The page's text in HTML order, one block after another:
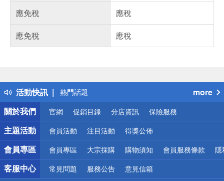
應免稅
應稅
應免稅
應稅
活動快訊
偏遠地區配送
熱門話題
銀行優惠
偏遠地區配送
詐騙網頁！請小心！
more
關於我們
官網 促銷目錄 分店資訊 保險服務
主題活動 會員活動 注目活動 得獎公佈
會員專區 會員專區 大宗採購 購物須知 會員服務條款 隱
客服中心 常見問題 服務公告 意見信箱